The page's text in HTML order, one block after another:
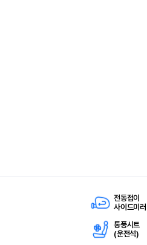
전동접이
사이드미러
통풍시트
(운전석)